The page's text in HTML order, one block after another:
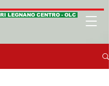
LEGNANO CENTRO - OLC